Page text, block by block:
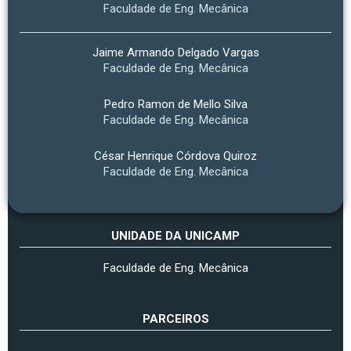
Faculdade de Eng. Mecânica
Jaime Armando Delgado Vargas
Faculdade de Eng. Mecânica
Pedro Ramon de Mello Silva
Faculdade de Eng. Mecânica
César Henrique Córdova Quiroz
Faculdade de Eng. Mecânica
UNIDADE DA UNICAMP
Faculdade de Eng. Mecânica
PARCEIROS